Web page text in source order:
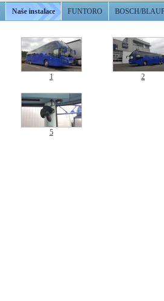
Naše instalace FUNTORO BOSCH/
1 2
5